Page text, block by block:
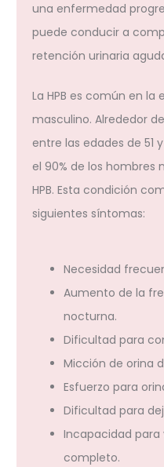
una enfermedad
puede conducir a
retención urinaria
La HPB es común en
masculino. Alrededor
entre las edades de 51
el 90% de los hombres
HPB. Esta condición
siguientes síntomas:
Necesidad
Aumento de la
nocturna.
Dificultad para
Micción de orina
Esfuerzo para
Dificultad para
Incapacidad para
completo.